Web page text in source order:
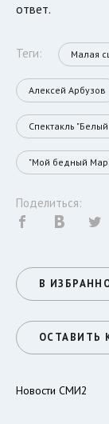
ответ.
Теги: Малая
Алексей Арбузов
Спектакль
"Мой бедный
Поделиться:
В
ОСТАВИТЬ
Новости СМИ2